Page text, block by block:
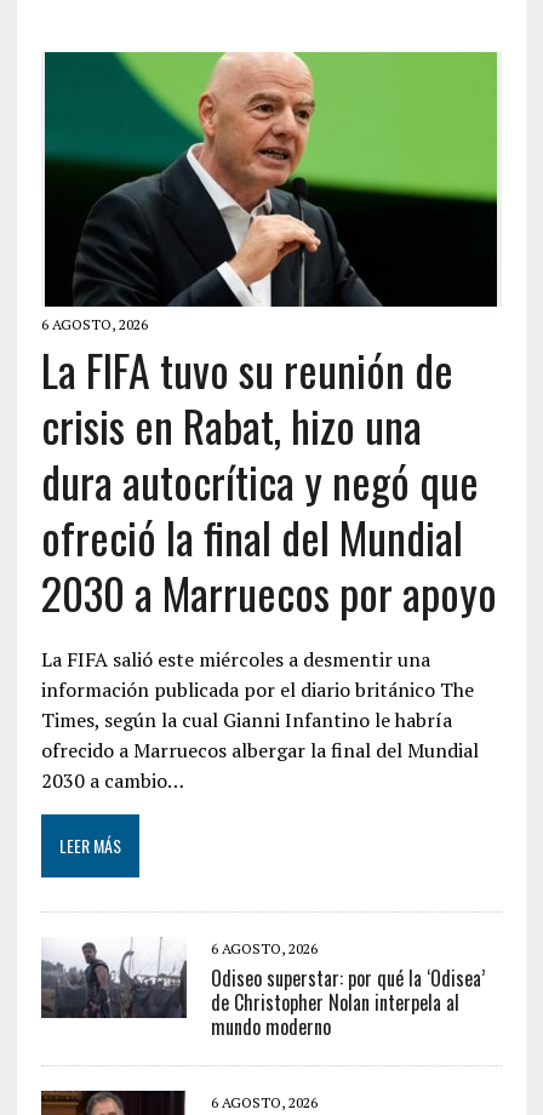
6 AGOSTO, 2026
La FIFA tuvo su reunión de
crisis en Rabat, hizo una
dura autocrítica y negó que
ofreció la final del Mundial
2030 a Marruecos por apoyo
La FIFA salió este miércoles a desmentir una
información publicada por el diario británico The
Times, según la cual Gianni Infantino le habría
ofrecido a Marruecos albergar la final del Mundial
2030 a cambio…
LEER MÁS
6 AGOSTO, 2026
Odiseo superstar: por qué la ‘Odisea’
de Christopher Nolan interpela al
mundo moderno
6 AGOSTO, 2026